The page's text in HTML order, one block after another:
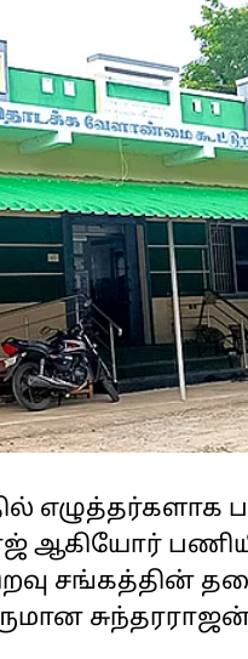
எழுத்தர்களாக
ஆகியோர்
சங்கத்தின்